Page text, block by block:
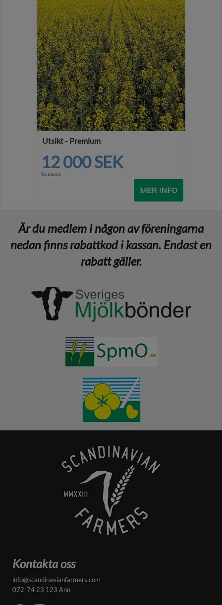
Utsikt - Premium
12 000 SEK
Ex moms
Är du medlem i någon av föreningarna
nedan finns rabattkod i kassan. Endast en
rabatt gäller.
Kontakta oss
info@scandinavianfarmers.com
072-74 23 123 Ann